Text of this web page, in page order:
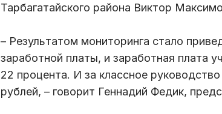
Тарбагатайского района Виктор
– Результатом мониторинга стало
заработной платы, и заработная плата
22 процента. И за классное
рублей, – говорит Геннадий Федик,